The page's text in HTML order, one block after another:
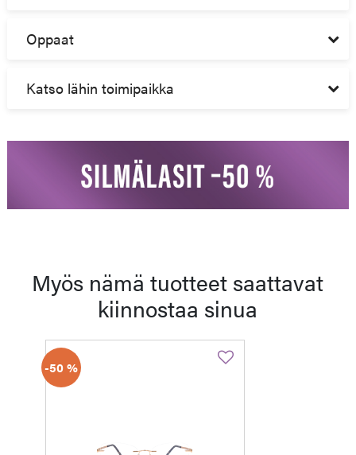
Oppaat
Katso lähin toimipaikka
Myös nämä tuotteet saattavat
kiinnostaa sinua
-50 %